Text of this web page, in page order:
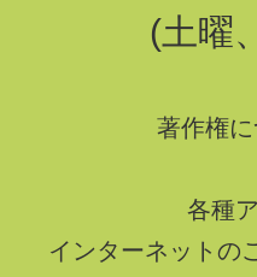
(土曜
著作権
各種
インターネットの